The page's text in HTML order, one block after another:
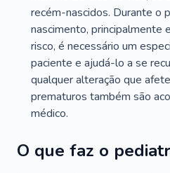
recém-nascidos. Durante o
nascimento, principalmente
risco, é necessário um
paciente e ajudá-lo a se
qualquer alteração que
prematuros também são
médico.
O que faz o